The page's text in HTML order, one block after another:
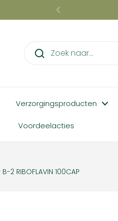
Vorige
Verzorgingsproducten
Voordeelacties
B-2 RIBOFLAVIN 100CAP